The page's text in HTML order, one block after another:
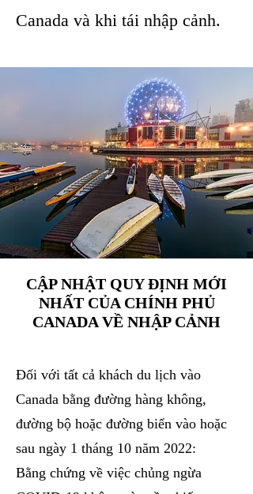
Canada và khi tái nhập cảnh.
CẬP NHẬT QUY ĐỊNH MỚI
NHẤT CỦA CHÍNH PHỦ
CANADA VỀ NHẬP CẢNH
Đối với tất cả khách du lịch vào
Canada bằng đường hàng không,
đường bộ hoặc đường biển vào hoặc
sau ngày 1 tháng 10 năm 2022:
Bằng chứng về việc chủng ngừa